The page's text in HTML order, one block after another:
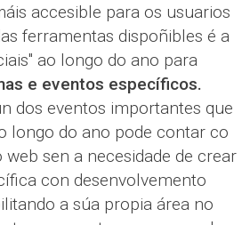
accesible para os usuarios
ferramentas dispoñibles é a
ao longo do ano para
e eventos específicos.
dos eventos importantes que
longo do ano pode contar co
sen a necesidade de crear
con desenvolvemento
a súa propia área no